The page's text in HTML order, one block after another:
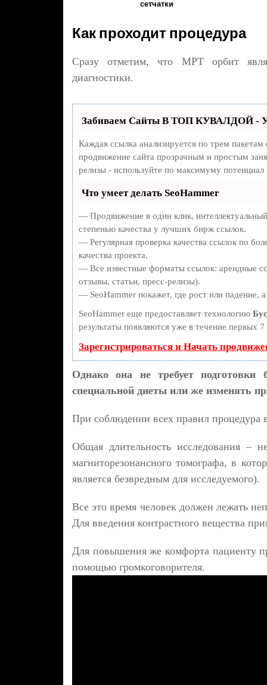
сетчатки
Как проходит процедура
Сразу отметим, что МРТ орбит
диагностики.
Забиваем Сайты В ТОП КУВАЛДОЙ -
Каждая ссылка анализируется по трем
продвижение сайта прозрачным и простым
релизы - используйте по максимуму
Что умеет делать SeoHammer
— Продвижение в один клик,
степенью качества у лучших бирж ссылок.
— Регулярная проверка качества ссылок по
качества проекта.
— Все известные форматы ссылок: арендные
отзывы, статьи, пресс-релизы).
— SeoHammer покажет, где рост или падение,
SeoHammer еще предоставляет технологию
результаты появляются уже в течение первых
Зарегистрироваться и Начать
Однако она не требует подготовки
специальной диеты или же изменять
При соблюдении всех правил процедура
Общая длительность исследования –
магниторезонансного томографа, в
является безвредным для исследуемого).
Все это время человек должен лежать
Для введения контрастного вещества
Для повышения же комфорта пациенту
помощью громкоговорителя.